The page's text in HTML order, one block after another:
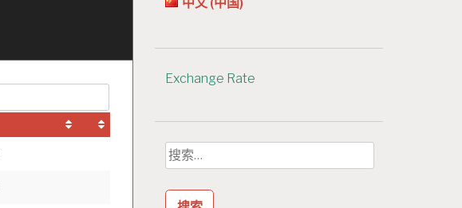
Exchange Rate
搜
索：